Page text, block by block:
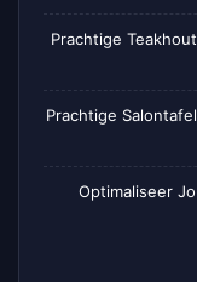
Prachtige
Prachtige
Optimaliseer